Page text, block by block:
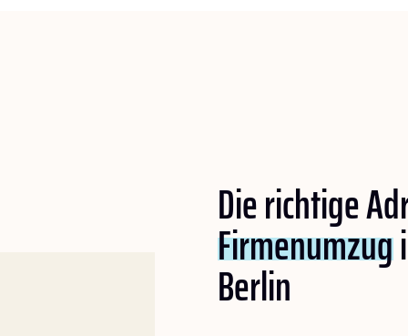
Die richtige
Firmenumzug
Berlin